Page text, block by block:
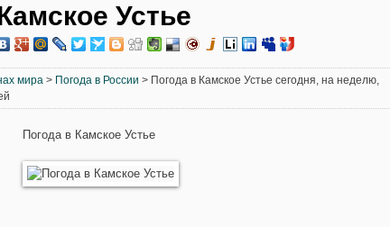
Устье
мира > Погода в России > Погода в Камское Устье сегодня, на неделю,
Погода в Камское Устье